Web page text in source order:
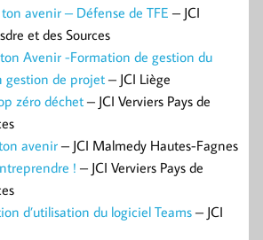
avenir – Défense de TFE – JCI
et des Sources
Avenir -Formation de gestion du
gestion de projet – JCI Liège
zéro déchet – JCI Verviers Pays de
avenir – JCI Malmedy Hautes-Fagnes
! – JCI Verviers Pays de
d’utilisation du logiciel Teams – JCI